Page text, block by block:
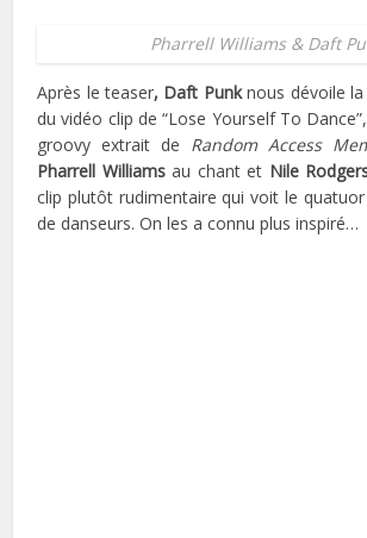
Pharrell Williams & Daft
Après le teaser, Daft Punknous dévoile la
du vidéo clip de “Lose Yourself To
groovy extrait de Random Access
Pharrell Williamsau chant et Nile
clip plutôt rudimentaire qui voit le
de danseurs. On les a connu plus inspiré…